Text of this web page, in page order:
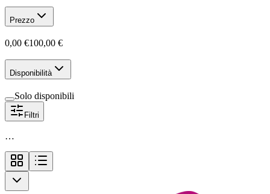
Prezzo
0,00 €100,00 €
Disponibilità
Solo disponibili
Filtri
…